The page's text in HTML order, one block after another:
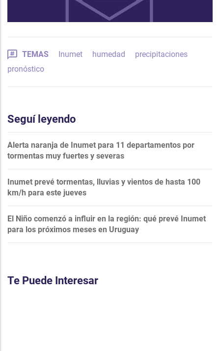
TEMAS Inumet humedad
precipitaciones
pronóstico
Seguí leyendo
Alerta naranja de Inumet para 11 departamentos por
tormentas muy fuertes y severas
Inumet prevé tormentas, lluvias y vientos de hasta 100
km/h para este jueves
El Niño comenzó a influir en la región: qué prevé Inumet
para los próximos meses en Uruguay
Te Puede Interesar